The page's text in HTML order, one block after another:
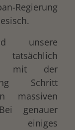
Regierung
unsere
mit der
Schritt
massiven
genauer